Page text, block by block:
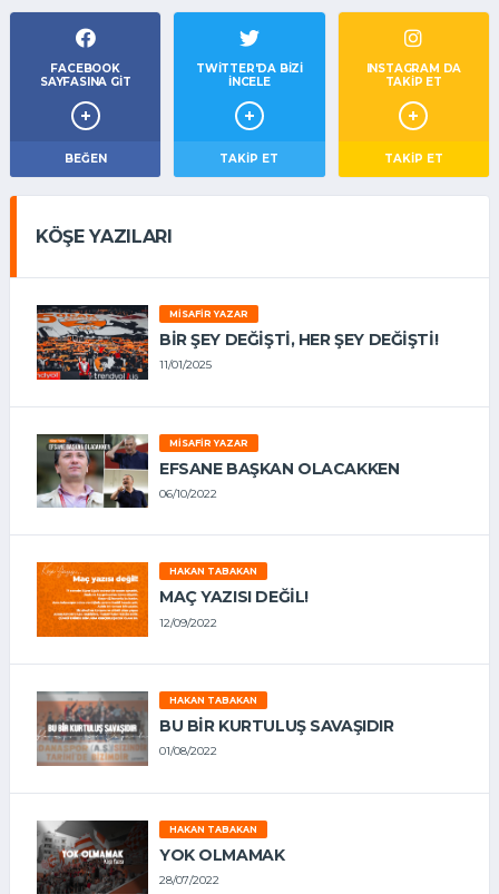
FACEBOOK
SAYFASINA GIT
BEĞEN
TWITTER'DA BIZI
İNCELE
TAKIP ET
INSTAGRAM DA
TAKİP ET
TAKİP ET
KÖŞE YAZILARI
MISAFIR YAZAR
BIR ŞEY DEĞIŞTI, HER ŞEY DEĞIŞTI!
11/01/2025
MISAFIR YAZAR
EFSANE BAŞKAN OLACAKKEN
06/10/2022
HAKAN TABAKAN
MAÇ YAZISI DEĞİL!
12/09/2022
HAKAN TABAKAN
BU BİR KURTULUŞ SAVAŞIDIR
01/08/2022
HAKAN TABAKAN
YOK OLMAMAK
28/07/2022